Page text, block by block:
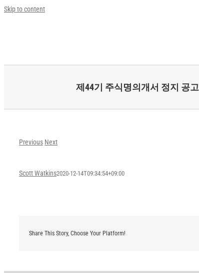
Skip to content
제44기 주식명의개서 정지 공고
Previous Next
Scott Watkins2020-12-14T09:34:54+09:00
Share This Story, Choose Your Platform!